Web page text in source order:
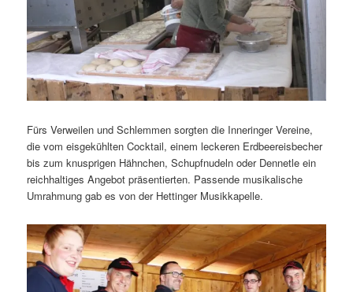
Fürs Verweilen und Schlemmen sorgten die Inneringer Vereine,
die vom eisgekühlten Cocktail, einem leckeren Erdbeereisbecher
bis zum knusprigen Hähnchen, Schupfnudeln oder Dennetle ein
reichhaltiges Angebot präsentierten. Passende musikalische
Umrahmung gab es von der Hettinger Musikkapelle.